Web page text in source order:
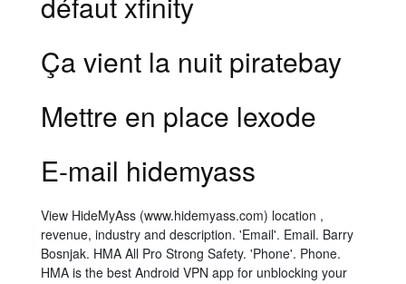
Ça vient la nuit piratebay
Mettre en place lexode
E-mail hidemyass
View HideMyAss (www.hidemyass.com) location ,
revenue, industry and description. 'Email'. Email. Barry
Bosnjak. HMA All Pro Strong Safety. 'Phone'. Phone.
HMA is the best Android VPN app for unblocking your